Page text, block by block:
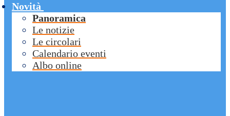
Novità
Panoramica
Le notizie
Le circolari
Calendario eventi
Albo online